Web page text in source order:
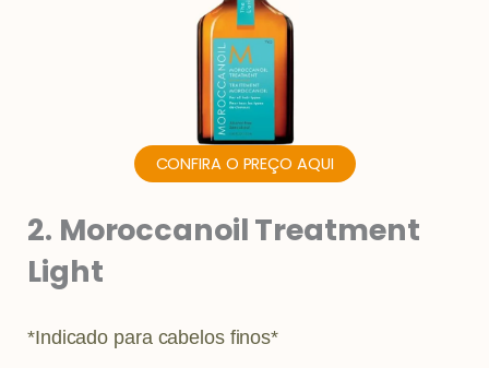
CONFIRA O PREÇO AQUI
2. Moroccanoil Treatment
Light
*Indicado para cabelos finos*